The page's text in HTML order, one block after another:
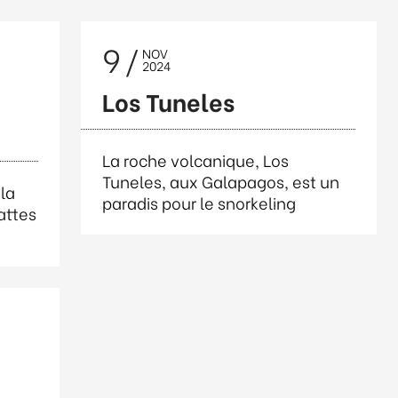
9 NOV
2024
Los Tuneles
La roche volcanique, Los
Tuneles, aux Galapagos, est un
paradis pour le snorkeling